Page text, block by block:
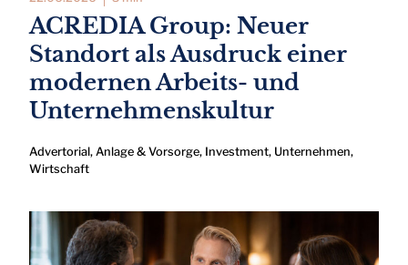
ACREDIA Group: Neuer
Standort als Ausdruck einer
modernen Arbeits- und
Unternehmenskultur
Advertorial, Anlage & Vorsorge, Investment, Unternehmen,
Wirtschaft